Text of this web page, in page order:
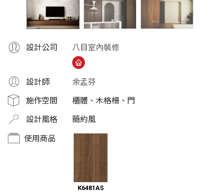
設計公司 八目室內裝修
設計師 余孟芬
施作空間 櫃體、木格柵、門
設計風格 簡約風
使用商品
K6481AS